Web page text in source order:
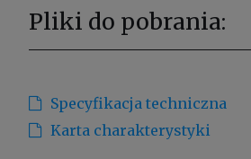
Pliki do pobrania:
Specyfikacja techniczna
Karta charakterystyki